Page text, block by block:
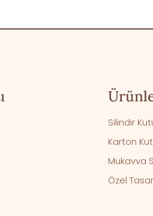
Silindir
Karton
Mukavva
Özel